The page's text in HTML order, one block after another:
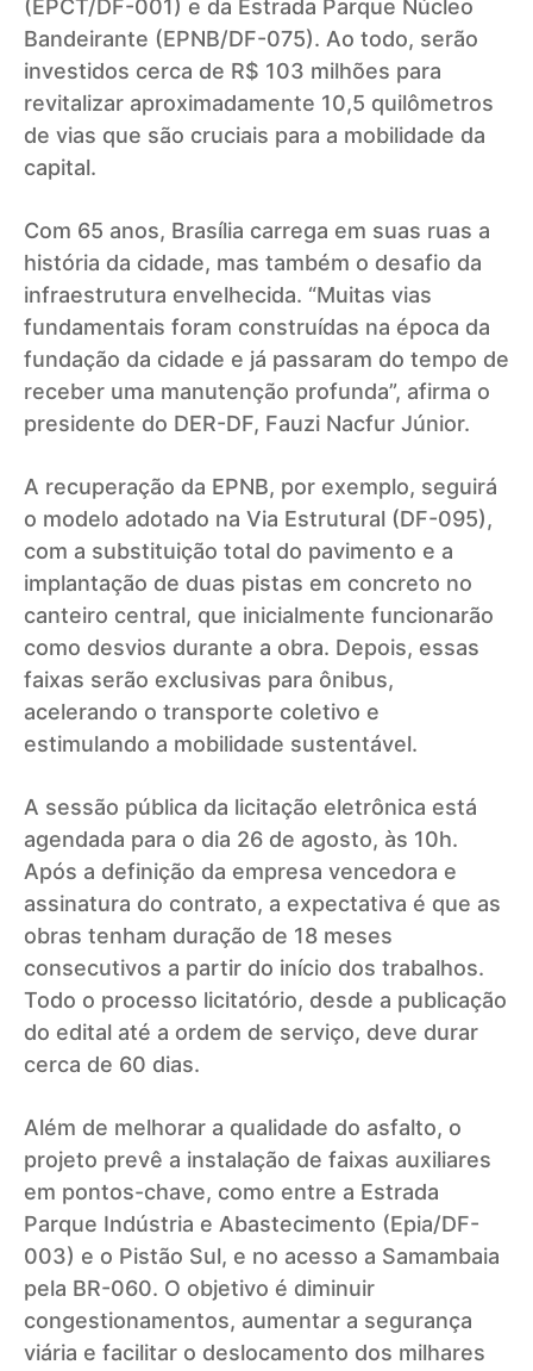
(EPCT/DF-001) e da Estrada Parque Núcleo
Bandeirante (EPNB/DF-075). Ao todo, serão
investidos cerca de R$ 103 milhões para
revitalizar aproximadamente 10,5 quilômetros
de vias que são cruciais para a mobilidade da
capital.
Com 65 anos, Brasília carrega em suas ruas a
história da cidade, mas também o desafio da
infraestrutura envelhecida. “Muitas vias
fundamentais foram construídas na época da
fundação da cidade e já passaram do tempo de
receber uma manutenção profunda”, afirma o
presidente do DER-DF, Fauzi Nacfur Júnior.
A recuperação da EPNB, por exemplo, seguirá
o modelo adotado na Via Estrutural (DF-095),
com a substituição total do pavimento e a
implantação de duas pistas em concreto no
canteiro central, que inicialmente funcionarão
como desvios durante a obra. Depois, essas
faixas serão exclusivas para ônibus,
acelerando o transporte coletivo e
estimulando a mobilidade sustentável.
A sessão pública da licitação eletrônica está
agendada para o dia 26 de agosto, às 10h.
Após a definição da empresa vencedora e
assinatura do contrato, a expectativa é que as
obras tenham duração de 18 meses
consecutivos a partir do início dos trabalhos.
Todo o processo licitatório, desde a publicação
do edital até a ordem de serviço, deve durar
cerca de 60 dias.
Além de melhorar a qualidade do asfalto, o
projeto prevê a instalação de faixas auxiliares
em pontos-chave, como entre a Estrada
Parque Indústria e Abastecimento (Epia/DF-
003) e o Pistão Sul, e no acesso a Samambaia
pela BR-060. O objetivo é diminuir
congestionamentos, aumentar a segurança
viária e facilitar o deslocamento dos milhares